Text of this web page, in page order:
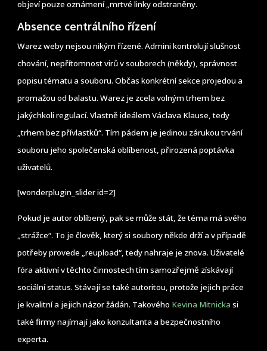
objeví pouze oznámení „mrtvé linky odstraněny.
Absence centrálního řízení
Warez weby nejsou nikým řízené. Admini kontrolují slušnost
chování, nepřítomnost virů v souborech (někdy), správnost
popisu tématu a souboru. Občas konkrétní sekce projedou a
promažou od balastu. Warez je zcela volným trhem bez
jakýchkoli regulací. Vlastně ideálem Václava Klause, tedy
„trhem bez přívlastků“. Tím pádem je jedinou zárukou trvání
souboru jeho společenská oblíbenost, přirozená poptávka
uživatelů.
[wonderplugin_slider id=2]
Pokud je autor oblíbený, pak se může stát, že téma má svého
„strážce“. To je člověk, který si soubory někde drží a v případě
potřeby provede „reupload“, tedy nahraje je znova. Uživatelé
fóra aktivní v těchto činnostech tím samozřejmě získávají
sociální status. Stávají se také autoritou, protože jejich práce
je kvalitní a jejich názor žádán. Takového Kevina Mitnicka si
také firmy najímají jako konzultanta a bezpečnostního
experta.